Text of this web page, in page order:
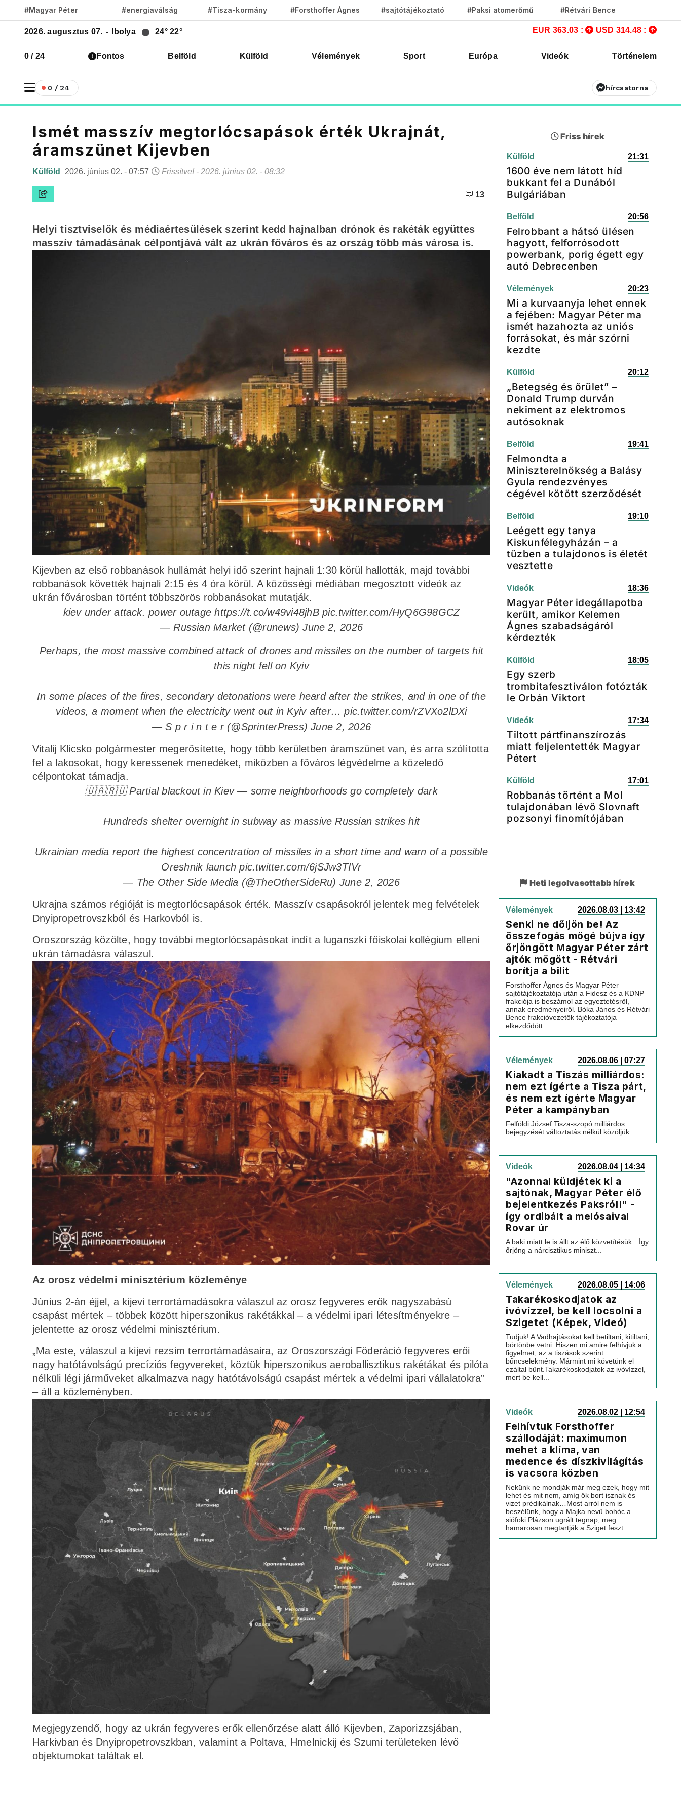
#Magyar Péter #energiaválság #Tisza-kormány #Forsthoffer Ágnes #sajtótájékoztató #Paksi atomerőmű #Rétvári Bence
2026. augusztus 07. - Ibolya 24° 22° EUR 363.03 : USD 314.48 :
0 / 24 Fontos Belföld Külföld Vélemények Sport Európa Videók Történelem
0 / 24 hírcsatorna
Ismét masszív megtorlócsapások érték Ukrajnát,
áramszünet Kijevben
Külföld 2026. június 02. - 07:57 Frissítve! - 2026. június 02. - 08:32
13
Helyi tisztviselők és médiaértesülések szerint kedd hajnalban drónok és rakéták együttes
masszív támadásának célpontjává vált az ukrán főváros és az ország több más városa is.
Kijevben az első robbanások hullámát helyi idő szerint hajnali 1:30 körül hallották, majd további
robbanások követték hajnali 2:15 és 4 óra körül. A közösségi médiában megosztott videók az
ukrán fővárosban történt többszörös robbanásokat mutatják.
kiev under attack. power outagehttps://t.co/w49vi48jhB pic.twitter.com/HyQ6G98GCZ
— Russian Market (@runews)June 2, 2026
Perhaps, the most massive combined attack of drones and missiles on the number of targets hit
this night fell on Kyiv
In some places of the fires, secondary detonations were heard after the strikes, and in one of the
videos, a moment when the electricity went out in Kyiv after…pic.twitter.com/rZVXo2lDXi
— S p r i n t e r (@SprinterPress)June 2, 2026
Vitalij Klicsko polgármester megerősítette, hogy több kerületben áramszünet van, és arra szólította
fel a lakosokat, hogy keressenek menedéket, miközben a főváros légvédelme a közeledő
célpontokat támadja.
🇺🇦🇷🇺 Partial blackout in Kiev — some neighborhoods go completely dark
Hundreds shelter overnight in subway as massive Russian strikes hit
Ukrainian media report the highest concentration of missiles in a short time and warn of a possible
Oreshnik launchpic.twitter.com/6jSJw3TIVr
— The Other Side Media (@TheOtherSideRu) June 2, 2026
Ukrajna számos régióját is megtorlócsapások érték. Masszív csapásokról jelentek meg felvételek
Dnyipropetrovszkból és Harkovból is.
Oroszország közölte, hogy további megtorlócsapásokat indít a luganszki főiskolai kollégium elleni
ukrán támadásra válaszul.
Az orosz védelmi minisztérium közleménye
Június 2-án éjjel, a kijevi terrortámadásokra válaszul az orosz fegyveres erők nagyszabású
csapást mértek – többek között hiperszonikus rakétákkal – a védelmi ipari létesítményekre –
jelentette az orosz védelmi minisztérium.
„Ma este, válaszul a kijevi rezsim terrortámadásaira, az Oroszországi Föderáció fegyveres erői
nagy hatótávolságú precíziós fegyvereket, köztük hiperszonikus aeroballisztikus rakétákat és pilóta
nélküli légi járműveket alkalmazva nagy hatótávolságú csapást mértek a védelmi ipari vállalatokra”
– áll a közleményben.
Megjegyzendő, hogy az ukrán fegyveres erők ellenőrzése alatt álló Kijevben, Zaporizzsjában,
Harkivban és Dnyipropetrovszkban, valamint a Poltava, Hmelnickij és Szumi területeken lévő
objektumokat találtak el.
Friss hírek
Külföld 21:31
1600 éve nem látott híd
bukkant fel a Dunából
Bulgáriában
Belföld 20:56
Felrobbant a hátsó ülésen
hagyott, felforrósodott
powerbank, porig égett egy
autó Debrecenben
Vélemények 20:23
Mi a kurvaanyja lehet ennek
a fejében: Magyar Péter ma
ismét hazahozta az uniós
forrásokat, és már szórni
kezdte
Külföld 20:12
„Betegség és őrület” –
Donald Trump durván
nekiment az elektromos
autósoknak
Belföld 19:41
Felmondta a
Miniszterelnökség a Balásy
Gyula rendezvényes
cégével kötött szerződését
Belföld 19:10
Leégett egy tanya
Kiskunfélegyházán – a
tűzben a tulajdonos is életét
vesztette
Videók 18:36
Magyar Péter idegállapotba
került, amikor Kelemen
Ágnes szabadságáról
kérdezték
Külföld 18:05
Egy szerb
trombitafesztiválon fotózták
le Orbán Viktort
Videók 17:34
Tiltott pártfinanszírozás
miatt feljelentették Magyar
Pétert
Külföld 17:01
Robbanás történt a Mol
tulajdonában lévő Slovnaft
pozsonyi finomítójában
Heti legolvasottabb hírek
Vélemények 2026.08.03 | 13:42
Senki ne dőljön be! Az
összefogás mögé bújva így
őrjöngött Magyar Péter zárt
ajtók mögött - Rétvári
borítja a bilit
Forsthoffer Ágnes és Magyar Péter
sajtótájékoztatója után a Fidesz és a KDNP
frakciója is beszámol az egyeztetésről,
annak eredményeiről. Bóka János és Rétvári
Bence frakcióvezetők tájékoztatója
elkezdődött.
Vélemények 2026.08.06 | 07:27
Kiakadt a Tiszás milliárdos:
nem ezt ígérte a Tisza párt,
és nem ezt ígérte Magyar
Péter a kampányban
Felföldi József Tisza-szopó milliárdos
bejegyzését változtatás nélkül közöljük.
Videók 2026.08.04 | 14:34
"Azonnal küldjétek ki a
sajtónak, Magyar Péter élő
bejelentkezés Paksról!" -
így ordibált a melósaival
Rovar úr
A baki miatt le is állt az élő közvetítésük…Így
őrjöng a nárcisztikus miniszt...
Vélemények 2026.08.05 | 14:06
Takarékoskodjatok az
ivóvízzel, be kell locsolni a
Szigetet (Képek, Videó)
Tudjuk! A Vadhajtásokat kell betiltani, kitiltani,
börtönbe vetni. Hiszen mi amire felhívjuk a
figyelmet, az a tiszások szerint
bűncselekmény. Mármint mi követünk el
ezáltal bűnt.Takarékoskodjatok az ivóvízzel,
mert be kell...
Videók 2026.08.02 | 12:54
Felhívtuk Forsthoffer
szállodáját: maximumon
mehet a klíma, van
medence és díszkivilágítás
is vacsora közben
Nekünk ne mondják már meg ezek, hogy mit
lehet és mit nem, amíg ők bort isznak és
vizet prédikálnak…Most arról nem is
beszélünk, hogy a Majka nevű bohóc a
siófoki Plázson ugrált tegnap, meg
hamarosan megtartják a Sziget feszt...